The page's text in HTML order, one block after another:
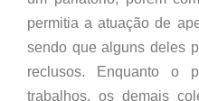
permitia a atuação de
sendo que alguns deles
reclusos. Enquanto o
trabalhos, os demais